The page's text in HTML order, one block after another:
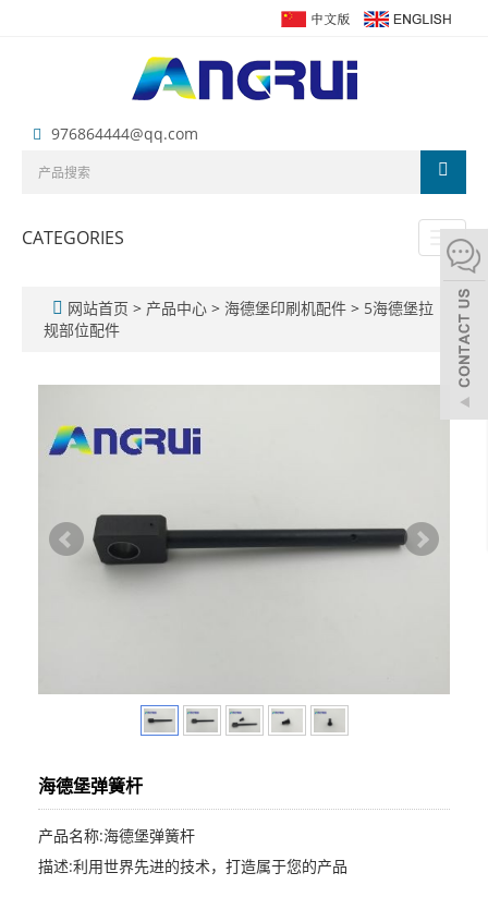
976864444@qq.com
Toggle
CATEGORIES
网站首页 > 产品中心 > 海德堡印刷机配件 > 5海德堡拉
规部位配件
海德堡弹簧杆
产品名称:海德堡弹簧杆
描述:利用世界先进的技术，打造属于您的产品